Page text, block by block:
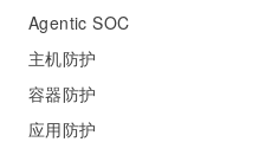
Agentic SOC
主机防护
容器防护
应用防护
终端用户计算
Serverless
开发工具